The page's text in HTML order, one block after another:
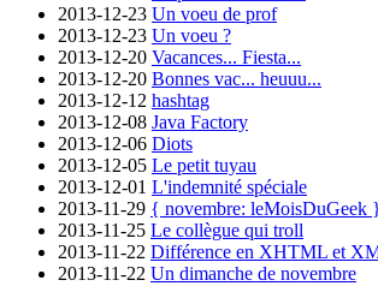
2013-12-23 Un voeu de prof
2013-12-23 Un voeu ?
2013-12-20 Vacances... Fiesta...
2013-12-20 Bonnes vac... heuuu...
2013-12-12 hashtag
2013-12-08 Java Factory
2013-12-06 Diots
2013-12-05 Le petit tuyau
2013-12-01 L'indemnité spéciale
2013-11-29 { novembre: leMoisDuGeek
2013-11-25 Le collègue qui troll
2013-11-22 Différence en XHTML et
2013-11-22 Un dimanche de novembre